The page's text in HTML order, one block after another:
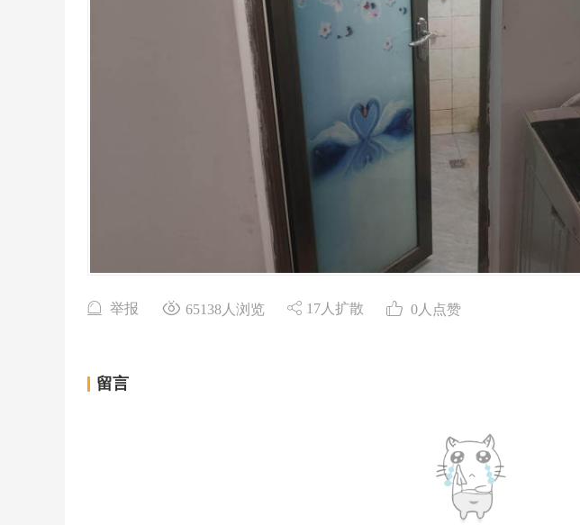
举报 65138人浏览 17人扩散 0 人点赞
留言